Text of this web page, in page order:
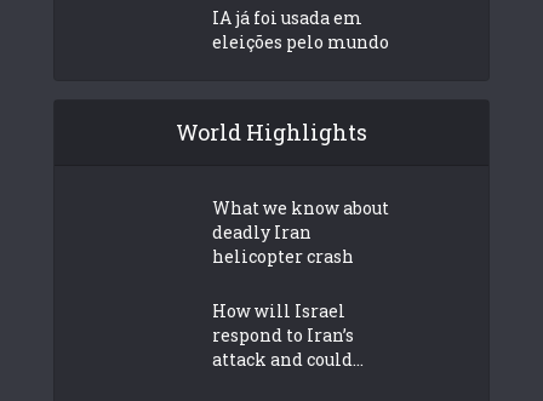
IA já foi usada em
eleições pelo mundo
World Highlights
What we know about
deadly Iran
helicopter crash
How will Israel
respond to Iran’s
attack and could...